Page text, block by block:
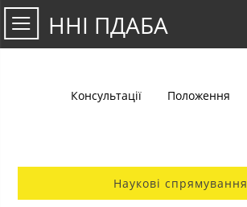
ННІ ПДАБА
Консультації Положення
Наукові спрямування